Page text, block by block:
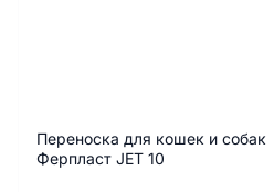
Переноска для кошек и собак
Ферпласт JET 10